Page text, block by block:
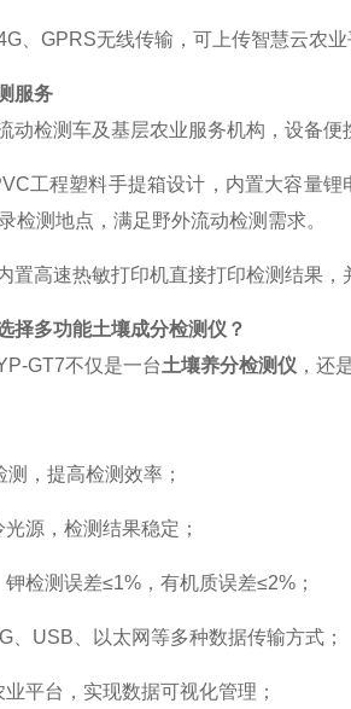
、GPRS无线传输，可上传智慧云农
服务
动检测车及基层农业服务机构，设备便
工程塑料手提箱设计，内置大容量
检测地点，满足野外流动检测需求。
置高速热敏打印机直接打印检测结果，
择多功能土壤成分检测仪？
GT7不仅是一台土壤养分检测仪 ，还
，提高检测效率；
源，检测结果稳定；
钾检测误差≤1%，有机质误差≤2%；
、USB、以太网等多种数据传输方式；
平台，实现数据可视化管理；